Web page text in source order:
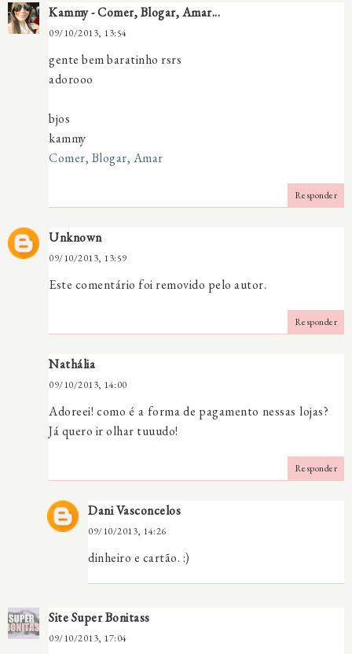
Kammy - Comer, Blogar, Amar...
09/10/2013, 13:54
gente bem baratinho rsrs
adorooo
bjos
kammy
Comer, Blogar, Amar
Responder
Unknown
09/10/2013, 13:59
Este comentário foi removido pelo autor.
Responder
Nathália
09/10/2013, 14:00
Adoreei! como é a forma de pagamento nessas lojas?
Já quero ir olhar tuuudo!
Responder
Dani Vasconcelos
09/10/2013, 14:26
dinheiro e cartão. :)
Site Super Bonitass
09/10/2013, 17:04